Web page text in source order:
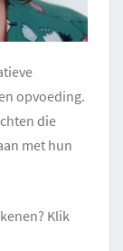
opvoeding.
die
met hun
Klik